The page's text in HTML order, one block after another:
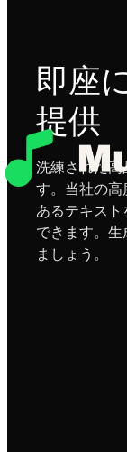
即座
提供
洗練された高
す。当社の高
あるテキスト
できます。生
ましょう。